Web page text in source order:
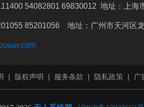
54082801 69830012地址：上海
85201056 地址：广州市天河区
| 版权声明 | 服务条款 | 隐私政策 | 广